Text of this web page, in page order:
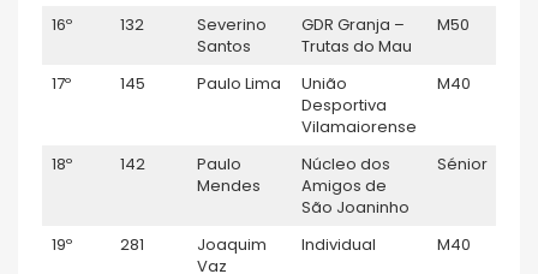
16º 132
Severino
Santos
GDR Granja –
Trutas do Mau
M50
17º 145 Paulo Lima
União
Desportiva
Vilamaiorense
M40
18º 142
Paulo
Mendes
Núcleo dos
Amigos de
São Joaninho
Sénior
19º 281
Joaquim
Vaz
Individual M40